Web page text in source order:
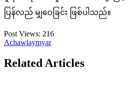
ပြန်လည် မျှဝေခြင်း ဖြစ်ပါသည်။
Post Views: 216
Achawlaymyar
Related Articles